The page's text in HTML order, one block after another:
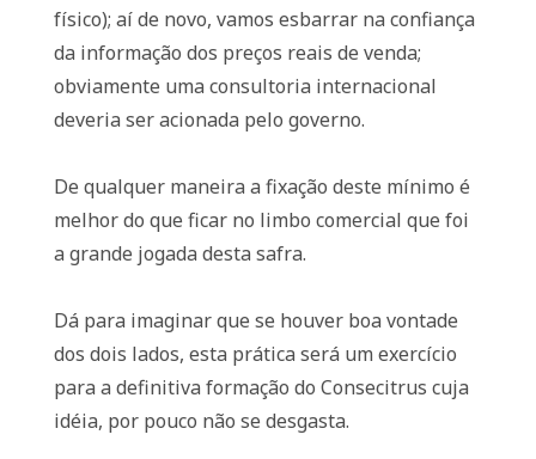
físico); aí de novo, vamos esbarrar na confiança
da informação dos preços reais de venda;
obviamente uma consultoria internacional
deveria ser acionada pelo governo.
De qualquer maneira a fixação deste mínimo é
melhor do que ficar no limbo comercial que foi
a grande jogada desta safra.
Dá para imaginar que se houver boa vontade
dos dois lados, esta prática será um exercício
para a definitiva formação do Consecitrus cuja
idéia, por pouco não se desgasta.